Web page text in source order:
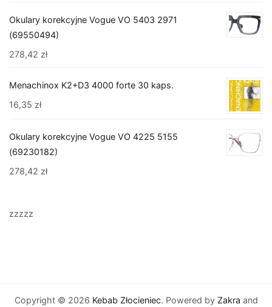
Okulary korekcyjne Vogue VO 5403 2971
(69550494)
278,42 zł
Menachinox K2+D3 4000 forte 30 kaps.
16,35 zł
Okulary korekcyjne Vogue VO 4225 5155
(69230182)
278,42 zł
zzzzz
Copyright © 2026 Kebab Złocieniec. Powered by Zakra and